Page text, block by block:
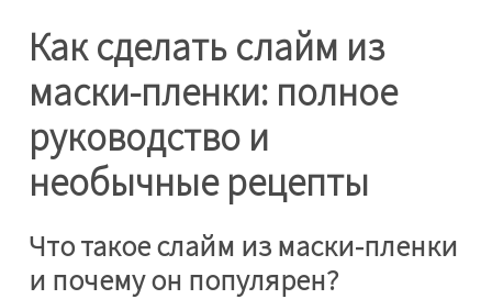
Как сделать слайм из
маски-пленки: полное
руководство и
необычные рецепты
Что такое слайм из маски-пленки
и почему он популярен?